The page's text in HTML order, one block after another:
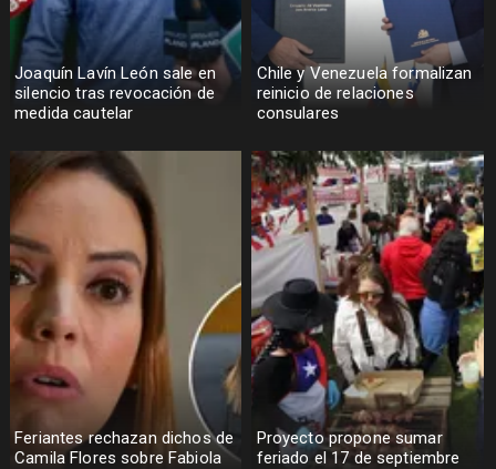
Joaquín Lavín León sale en
silencio tras revocación de
medida cautelar
Chile y Venezuela formalizan
reinicio de relaciones
consulares
Feriantes rechazan dichos de
Camila Flores sobre Fabiola
Proyecto propone sumar
feriado el 17 de septiembre